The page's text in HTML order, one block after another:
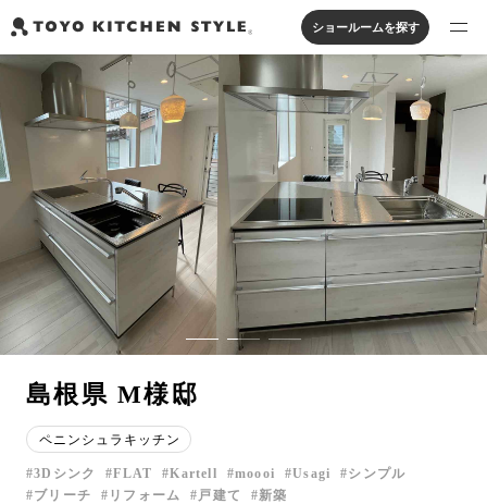
オープンキッチン アイランドキッチン
ペニンシュラキッチン 壁付けキッチン 対面キッチン
セパレートキッチン 並列型キッチン
製品を探す
システムキッチン
家具・照明・タイル
バス・洗面
実例から探す
私たちについて
ジャーナルを読む
オンラインストア
カタログを見る
よくあるご質問
ショールームを探す
島根県 M様邸
ペニンシュラキッチン
3Dシンク FLAT Kartell moooi Usagi
シンプル
ブリーチ
リフォーム 戸建て 新築